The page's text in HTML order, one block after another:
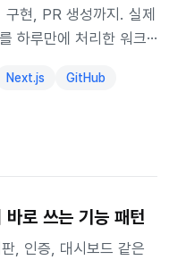
현, PR 생성까지. 실제
하루만에 처리한 워크
Next.js
GitHub
로 쓰는 기능 패턴
, 인증, 대시보드 같은